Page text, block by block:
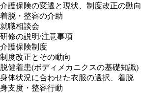
介護保険の変遷と現状、制度改正の動向
着脱・整容の介助
就職相談会
研修の説明/注意事項
介護保険制度
制度改正とその動向
脱健着患(ボディメカニクスの基礎知識)
身体状況に合わせた衣服の選択、着脱
身支度・整容行動